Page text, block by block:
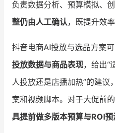
负责数据分析、预算模拟、创
整仍由人工确认，既提升效
抖音电商AI投放与选品方案可
投放数据与商品表现，给出“
人投放还是店播加热”的建
案和视频脚本。对于大促前的
具提前做多版本预算与ROI预